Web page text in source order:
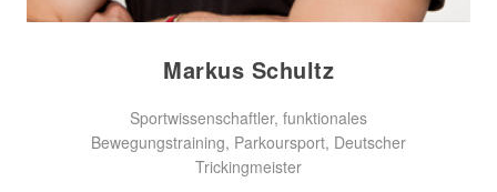
Markus Schultz
Sportwissenschaftler, funktionales
Bewegungstraining, Parkoursport, Deutscher
Trickingmeister